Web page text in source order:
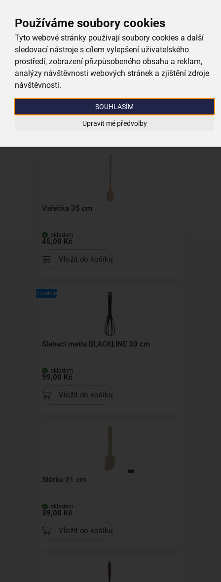
Používáme soubory cookies
Tyto webové stránky používají soubory cookies a další
sledovací nástroje s cílem vylepšení uživatelského
prostředí, zobrazení přizpůsobeného obsahu a reklam,
analýzy návštěvnosti webových stránek a zjištění zdroje
návštěvnosti.
SOUHLASÍM
Upravit mé předvolby
Vařečka 30 cm
skladem
Vložit do košíku
Vařečka 35 cm
skladem
45,00 Kč
Vložit do košíku
Kolekce
Šlehací metla BLACKLINE 30 cm
skladem
99,00 Kč
Vložit do košíku
Stěrka 21 cm
skladem
39,00 Kč
Vložit do košíku